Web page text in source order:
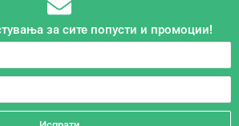
за сите попусти и промоции!